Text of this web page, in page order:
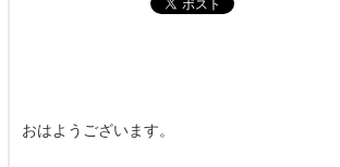
おはようございます。